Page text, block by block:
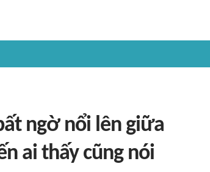
ngờ nổi lên giữa
ai thấy cũng nói